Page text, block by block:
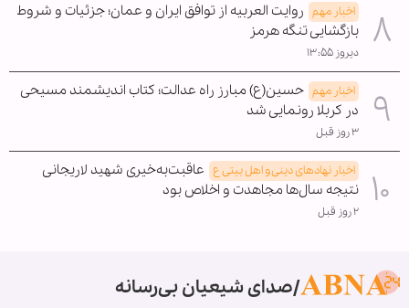
اخبار مهم روایت العربیه از توافق ایران و عمان؛ جزئیات و شروط
بازگشایی تنگه هرمز
دیروز ۱۳:۵۵
اخبار مهم حسین(ع) مبارز راه عدالت؛ کتاب اندیشمند مسیحی
در کربلا رونمایی شد
۳ روز قبل
اخبار نهادهای دینی و اهل بیتی ع عاقبت‌به‌خیری شهید لاریجانی
نتیجه سال‌ها مجاهدت و اخلاص بود
۲ روز قبل
صدای شیعیان بی‌رسانه